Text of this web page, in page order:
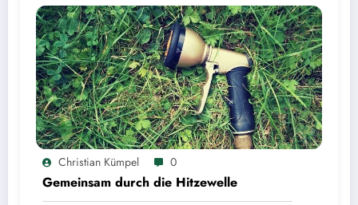
Christian Kümpel 0
Gemeinsam durch die Hitzewelle